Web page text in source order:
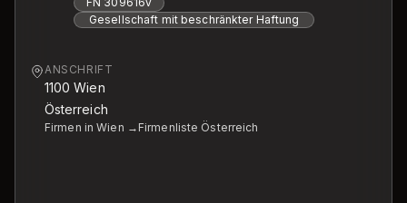
Gesellschaft mit beschränkter Haftung
ANSCHRIFT
1100Wien
Österreich
Firmen in Wien → Firmenliste Österreich